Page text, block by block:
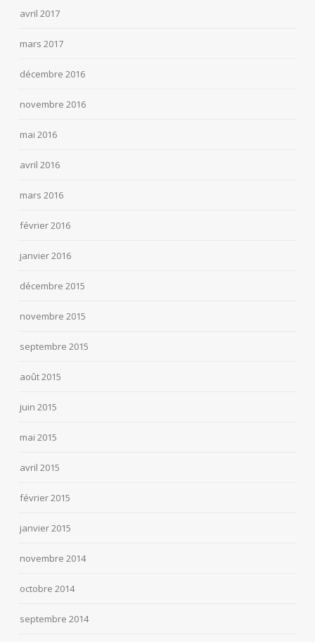
avril 2017
mars 2017
décembre 2016
novembre 2016
mai 2016
avril 2016
mars 2016
février 2016
janvier 2016
décembre 2015
novembre 2015
septembre 2015
août 2015
juin 2015
mai 2015
avril 2015
février 2015
janvier 2015
novembre 2014
octobre 2014
septembre 2014